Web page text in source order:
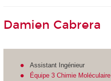
Damien Cabrera
Assistant Ingénieur
Équipe 3 Chimie Moléculaire